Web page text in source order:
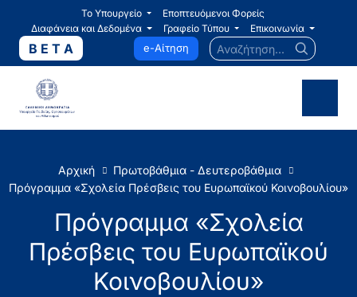
Το Υπουργείο
Εποπτευόμενοι Φορείς
Διαφάνεια και Δεδομένα
Γραφείο Τύπου Επικοινωνία
B E T A e-Αίτηση Αναζήτηση...
Αρχική
Πρωτοβάθμια - Δευτεροβάθμια
Πρόγραμμα «Σχολεία Πρέσβεις του Ευρωπαϊκού Κοινοβουλίου»
Πρόγραμμα «Σχολεία
Πρέσβεις του Ευρωπαϊκού
Κοινοβουλίου»